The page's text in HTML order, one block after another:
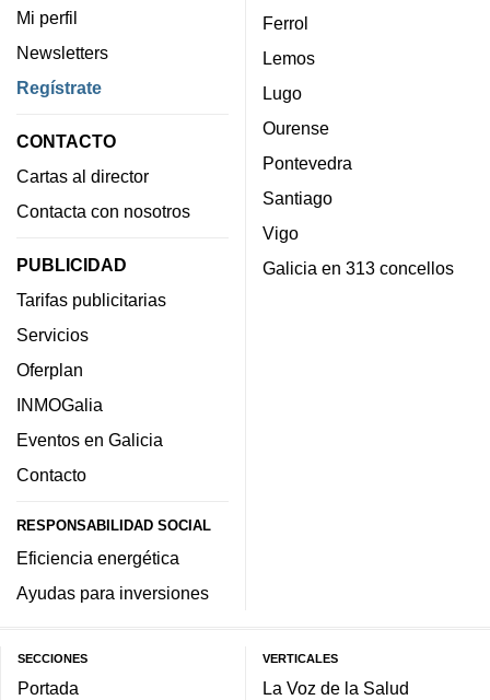
Mi perfil
Newsletters
Regístrate
CONTACTO
Cartas al director
Contacta con nosotros
PUBLICIDAD
Tarifas publicitarias
Servicios
Oferplan
INMOGalia
Eventos en Galicia
Contacto
RESPONSABILIDAD SOCIAL
Eficiencia energética
Ayudas para inversiones
Ferrol
Lemos
Lugo
Ourense
Pontevedra
Santiago
Vigo
Galicia en 313 concellos
SECCIONES
Portada
VERTICALES
La Voz de la Salud